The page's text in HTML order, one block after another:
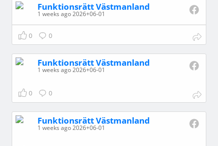
Funktionsrätt Västmanland
1 weeks ago 2026+06-01
0 0
Funktionsrätt Västmanland
1 weeks ago 2026+06-01
0 0
Funktionsrätt Västmanland
1 weeks ago 2026+06-01